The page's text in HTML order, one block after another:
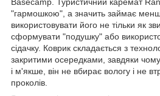
Basecamp. Туристичний каремат
"гармошкою", а значить займає
використовувати його не тільки як
сформувати "подушку" або
сідачку. Коврик складається з
закритими осередками, завдяки
і м'якше, він не вбирає вологу і не
проколів.